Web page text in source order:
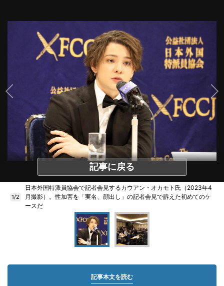
記事に戻る
1/2
日本外国特派員協会で記者会見するカウアン・オカモト氏（2023年4
月撮影）。性加害を「実名、顔出し」の記者会見で訴えた初めてのケ
ースだ
記事本文を読む